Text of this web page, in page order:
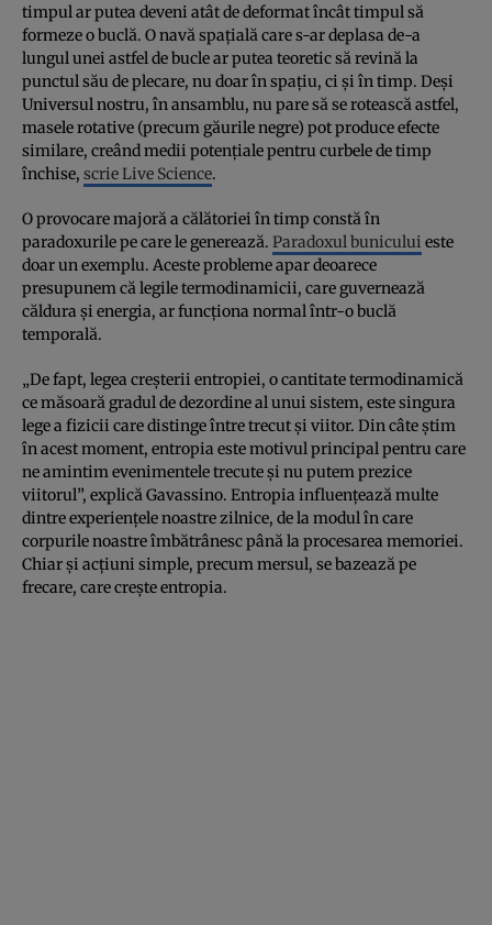
timpul ar putea deveni atât de deformat încât timpul să
formeze o buclă. O navă spațială care s-ar deplasa de-a
lungul unei astfel de bucle ar putea teoretic să revină la
punctul său de plecare, nu doar în spațiu, ci și în timp. Deși
Universul nostru, în ansamblu, nu pare să se rotească astfel,
masele rotative (precum găurile negre) pot produce efecte
similare, creând medii potențiale pentru curbele de timp
închise, scrie Live Science.
O provocare majoră a călătoriei în timp constă în
paradoxurile pe care le generează. Paradoxul bunicului este
doar un exemplu. Aceste probleme apar deoarece
presupunem că legile termodinamicii, care guvernează
căldura și energia, ar funcționa normal într-o buclă
temporală.
„De fapt, legea creșterii entropiei, o cantitate termodinamică
ce măsoară gradul de dezordine al unui sistem, este singura
lege a fizicii care distinge între trecut și viitor. Din câte știm
în acest moment, entropia este motivul principal pentru care
ne amintim evenimentele trecute și nu putem prezice
viitorul”, explică Gavassino. Entropia influențează multe
dintre experiențele noastre zilnice, de la modul în care
corpurile noastre îmbătrânesc până la procesarea memoriei.
Chiar și acțiuni simple, precum mersul, se bazează pe
frecare, care crește entropia.